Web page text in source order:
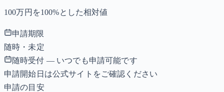
100万円を100%とした相対値
申請期限
随時・未定
随時受付 — いつでも申請可能です
申請開始日は公式サイトをご確認ください
申請の目安